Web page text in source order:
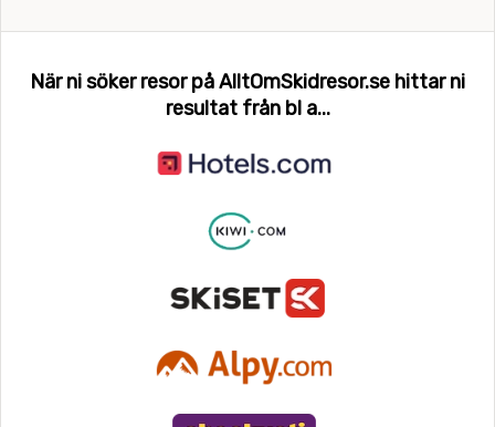
När ni söker resor på AlltOmSkidresor.se hittar ni
resultat från bl a...